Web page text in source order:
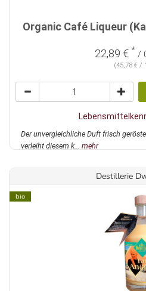
Organic Café Liqueur
22,89 € * /
(45,78 € /
Der unvergleichliche Duft frisch
verleiht diesem k... mehr
Destillerie
bio